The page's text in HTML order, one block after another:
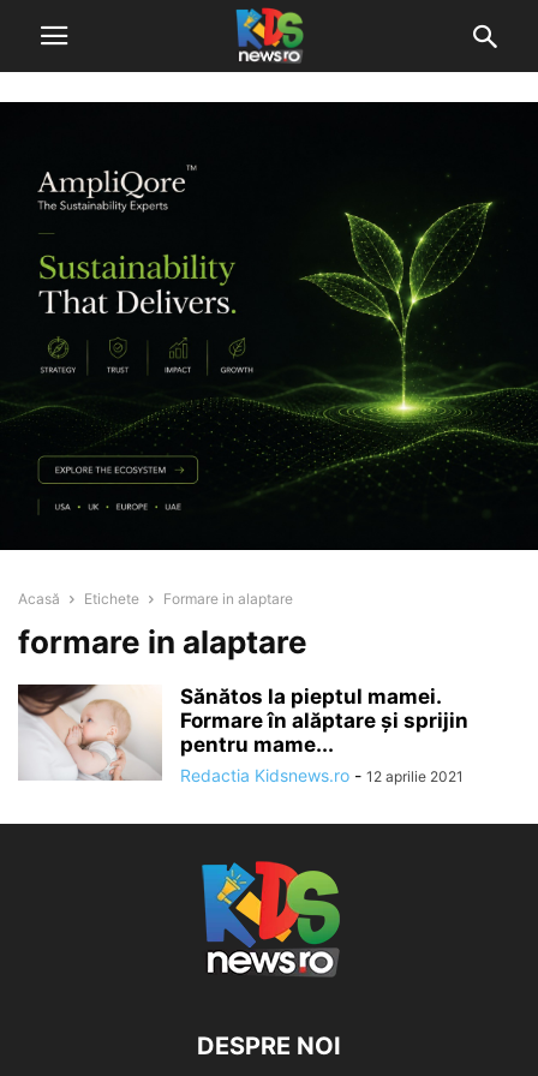
Acasă Etichete Formare in alaptare
formare in alaptare
Sănătos la pieptul mamei.
Formare în alăptare și sprijin
pentru mame...
Redactia Kidsnews.ro - 12 aprilie 2021
DESPRE NOI